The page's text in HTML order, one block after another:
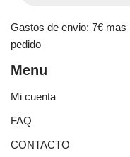
Gastos de envio: 7€ mas
pedido
Menu
Mi cuenta
FAQ
CONTACTO